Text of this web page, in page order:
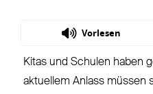
Vorlesen
Kitas und Schulen haben
aktuellem Anlass müssen